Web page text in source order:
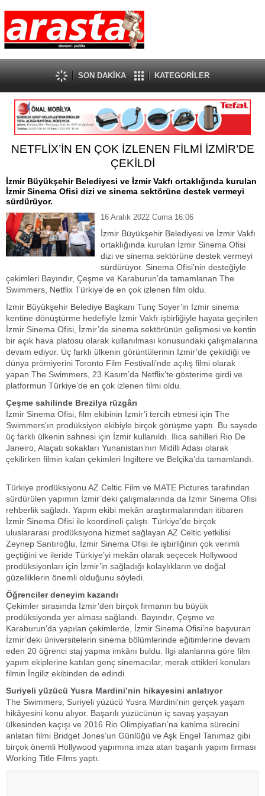
SON DAKİKA KATEGORİLER
NETFLİX’İN EN ÇOK İZLENEN FİLMİ İZMİR’DE
ÇEKİLDİ
İzmir Büyükşehir Belediyesi ve İzmir Vakfı ortaklığında kurulan
İzmir Sinema Ofisi dizi ve sinema sektörüne destek vermeyi
sürdürüyor.
16 Aralık 2022 Cuma 16:06
İzmir Büyükşehir Belediyesi ve İzmir Vakfı
ortaklığında kurulan İzmir Sinema Ofisi
dizi ve sinema sektörüne destek vermeyi
sürdürüyor. Sinema Ofisi’nin desteğiyle
çekimleri Bayındır, Çeşme ve Karaburun'da tamamlanan The
Swimmers, Netflix Türkiye’de en çok izlenen film oldu.
İzmir Büyükşehir Belediye Başkanı Tunç Soyer’in İzmir sinema
kentine dönüştürme hedefiyle İzmir Vakfı işbirliğiyle hayata geçirilen
İzmir Sinema Ofisi, İzmir’de sinema sektörünün gelişmesi ve kentin
bir açık hava platosu olarak kullanılması konusundaki çalışmalarına
devam ediyor. Üç farklı ülkenin görüntülerinin İzmir’de çekildiği ve
dünya prömiyerini Toronto Film Festivali’nde açılış filmi olarak
yapan The Swimmers, 23 Kasım’da Netflix’te gösterime girdi ve
platformun Türkiye’de en çok izlenen filmi oldu.
Çeşme sahilinde Brezilya rüzgârı
İzmir Sinema Ofisi, film ekibinin İzmir’i tercih etmesi için The
Swimmers’ın prodüksiyon ekibiyle birçok görüşme yaptı. Bu sayede
üç farklı ülkenin sahnesi için İzmir kullanıldı. Ilıca sahilleri Rio De
Janeiro, Alaçatı sokakları Yunanistan’nın Midilli Adası olarak
çekilirken filmin kalan çekimleri İngiltere ve Belçika’da tamamlandı.
Türkiye prodüksiyonu AZ Celtic Film ve MATE Pictures tarafından
sürdürülen yapımın İzmir’deki çalışmalarında da İzmir Sinema Ofisi
rehberlik sağladı. Yapım ekibi mekân araştırmalarından itibaren
İzmir Sinema Ofisi ile koordineli çalıştı. Türkiye’de birçok
uluslararası prodüksiyona hizmet sağlayan AZ Celtic yetkilisi
Zeynep Santıroğlu, İzmir Sinema Ofisi ile işbirliğinin çok verimli
geçtiğini ve ileride Türkiye’yi mekân olarak seçecek Hollywood
prodüksiyonları için İzmir’in sağladığı kolaylıkların ve doğal
güzelliklerin önemli olduğunu söyledi.
Öğrenciler deneyim kazandı
Çekimler sırasında İzmir’den birçok firmanın bu büyük
prodüksiyonda yer alması sağlandı. Bayındır, Çeşme ve
Karaburun’da yapılan çekimlerde, İzmir Sinema Ofisi’ne başvuran
İzmir’deki üniversitelerin sinema bölümlerinde eğitimlerine devam
eden 20 öğrenci staj yapma imkânı buldu. İlgi alanlarına göre film
yapım ekiplerine katılan genç sinemacılar, merak ettikleri konuları
filmin İngiliz ekibinden de edindi.
Suriyeli yüzücü Yusra Mardini’nin hikayesini anlatıyor
The Swimmers, Suriyeli yüzücü Yusra Mardini’nin gerçek yaşam
hikâyesini konu alıyor. Başarılı yüzücünün iç savaş yaşayan
ülkesinden kaçışı ve 2016 Rio Olimpiyatları’na katılma sürecini
anlatan filmi Bridget Jones’un Günlüğü ve Aşk Engel Tanımaz gibi
birçok önemli Hollywood yapımına imza atan başarılı yapım firması
Working Title Films yaptı.